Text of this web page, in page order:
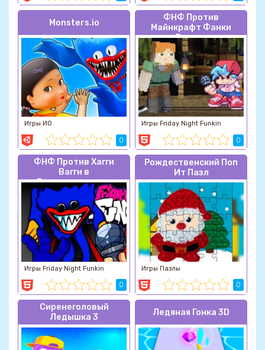
Monsters.io
Игры ИО
0
ФНФ Против
Майнкрафт Фанки
Версии
Игры Friday Night Funkin
0
ФНФ Против Хагги
Вагги в
Вентиляционном
Отверстии
Игры Friday Night Funkin
0
Рождественский Поп
Ит Пазл
Игры Пазлы
0
Сиренеголовый
Ледышка 3
Ледяная Гонка 3D